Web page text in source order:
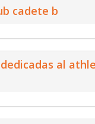
cadete b
al